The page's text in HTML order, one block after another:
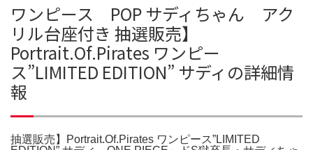
ワンピース POP サディちゃん アク
リル台座付き 抽選販売】
Portrait.Of.Pirates ワンピー
ス”LIMITED EDITION” サディの詳細情
報
抽選販売】Portrait.Of.Pirates ワンピース”LIMITED